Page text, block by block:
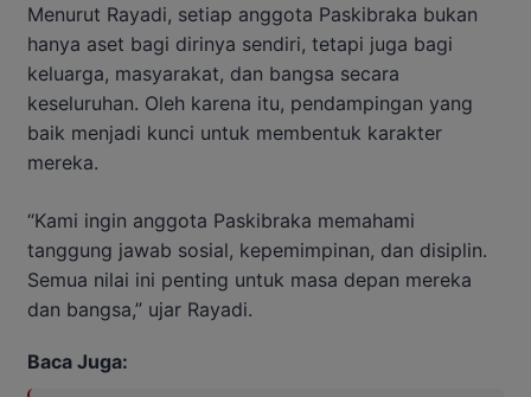
Menurut Rayadi, setiap anggota Paskibraka bukan
hanya aset bagi dirinya sendiri, tetapi juga bagi
keluarga, masyarakat, dan bangsa secara
keseluruhan. Oleh karena itu, pendampingan yang
baik menjadi kunci untuk membentuk karakter
mereka.
“Kami ingin anggota Paskibraka memahami
tanggung jawab sosial, kepemimpinan, dan disiplin.
Semua nilai ini penting untuk masa depan mereka
dan bangsa,” ujar Rayadi.
Baca Juga: